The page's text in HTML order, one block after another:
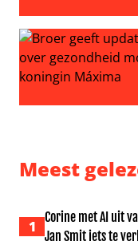
Ronald de Boer
Meest
1
Corine met AI uit
Jan Smit iets te